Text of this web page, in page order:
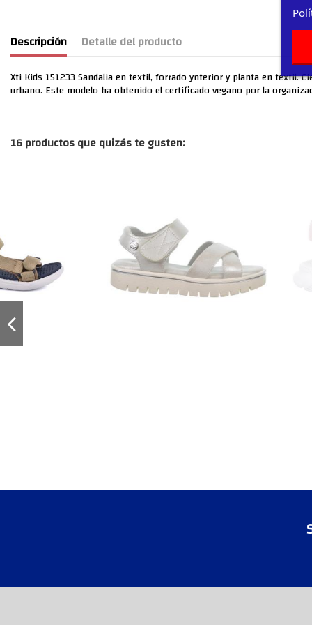
Descripción Detalle del producto
Xti Kids 151233 Sandalia en textil, forrado ynterior y planta en textil.
urbano. Este modelo ha obtenido el certificado vegano por la
16 productos que quizás te gusten: